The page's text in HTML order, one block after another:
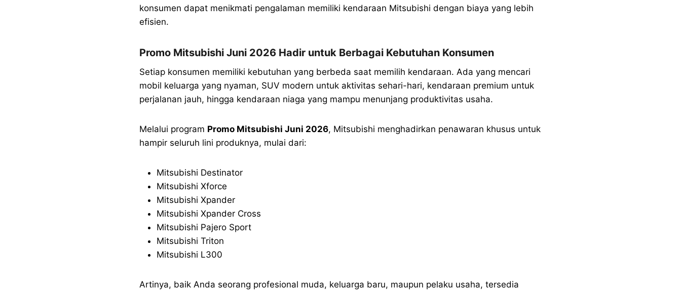
konsumen dapat menikmati pengalaman memiliki kendaraan Mitsubishi dengan biaya yang lebih
efisien.
Promo Mitsubishi Juni 2026 Hadir untuk Berbagai Kebutuhan Konsumen
Setiap konsumen memiliki kebutuhan yang berbeda saat memilih kendaraan. Ada yang mencari
mobil keluarga yang nyaman, SUV modern untuk aktivitas sehari-hari, kendaraan premium untuk
perjalanan jauh, hingga kendaraan niaga yang mampu menunjang produktivitas usaha.
Melalui program Promo Mitsubishi Juni 2026, Mitsubishi menghadirkan penawaran khusus untuk
hampir seluruh lini produknya, mulai dari:
Mitsubishi Destinator
Mitsubishi Xforce
Mitsubishi Xpander
Mitsubishi Xpander Cross
Mitsubishi Pajero Sport
Mitsubishi Triton
Mitsubishi L300
Artinya, baik Anda seorang profesional muda, keluarga baru, maupun pelaku usaha, tersedia